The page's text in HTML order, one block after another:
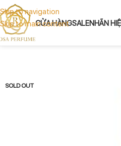
Skip to navigation
Skip to main content
CỬA HÀNGSALENHÃN
SOLD OUT